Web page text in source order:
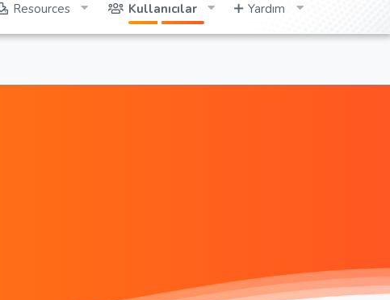
Giriş yap Kayıt ol
Resources Kullanıcılar Yardım